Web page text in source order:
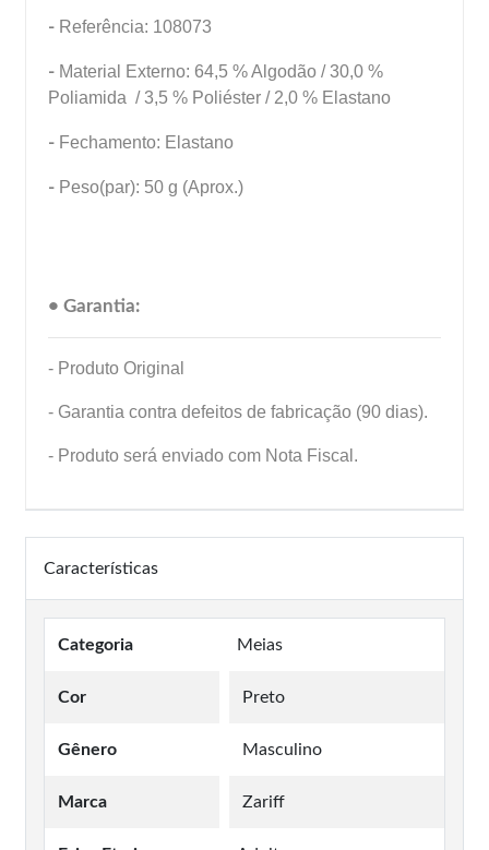
- Referência: 108073
- Material Externo: 64,5 % Algodão / 30,0 %
Poliamida / 3,5 % Poliéster / 2,0 % Elastano
- Fechamento: Elastano
- Peso(par): 50 g (Aprox.)
• Garantia:
- Produto Original
- Garantia contra defeitos de fabricação (90 dias).
- Produto será enviado com Nota Fiscal.
Características
Categoria Meias
Cor Preto
Gênero Masculino
Marca Zariff